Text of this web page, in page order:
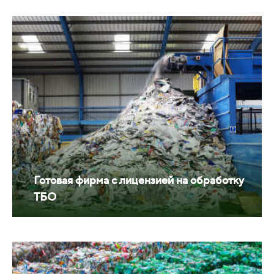
Готовая фирма с лицензией на обработку
ТБО